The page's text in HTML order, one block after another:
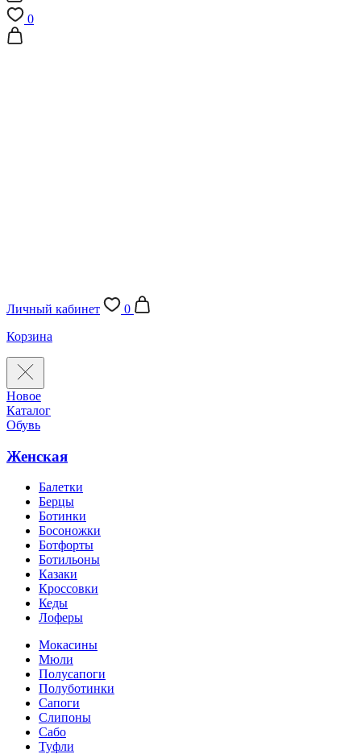
0
Личный кабинет
0
Корзина
Новое
Каталог
Обувь
Женская
Балетки
Берцы
Ботинки
Босоножки
Ботфорты
Ботильоны
Казаки
Кроссовки
Кеды
Лоферы
Мокасины
Мюли
Полусапоги
Полуботинки
Сапоги
Слипоны
Сабо
Туфли